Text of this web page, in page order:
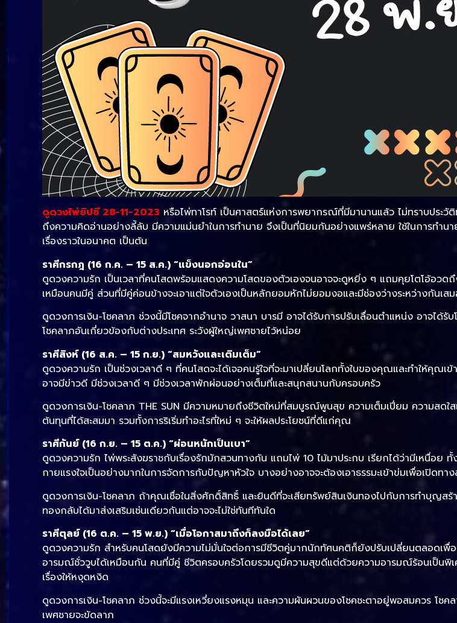
ดูดวงไพ่ยิปซี 28-11-2023 หรือไพ่ทาโรท์ เป็นศาสตร์แห่งการพยากรณ์ที่มีมานานแล้ว ไม่ทราบประ
ถึงความคิดอ่านอย่างลี้ลับ มีความแม่นยำในการทำนาย จึงเป็นที่นิยมกันอย่างแพร่หลาย ใช้ในการทำ
เรื่องราวในอนาคต เป็นต้น
ราศีกรกฎ (16 ก.ค. – 15 ส.ค.) “แข็งนอกอ่อนใน”
ดูดวงความรัก เป็นเวลาที่คนโสดพร้อมแสดงความโสดของตัวเองจนอาจจะดูหยิ่ง ๆ แถมคุยโตโอ้อวด
เหมือนคนมีคู่ ส่วนที่มีคู่ค่อนข้างจะเอาแต่ใจตัวเองเป็นหลักยอมหักไม่ยอมงอและมีช่องว่างระหว่างกันเส
ดูดวงการเงิน-โชคลาภ ช่วงนี้มีโชคจากอำนาจ วาสนา บารมี อาจได้รับการปรับเลื่อนตำแหน่ง อาจได้รับ
โชคลาภอันเกี่ยวข้องกับต่างประเทศ ระวังผู้ใหญ่เพศชายไว้หน่อย
ราศีสิงห์ (16 ส.ค. – 15 ก.ย.) “สมหวังและเติมเต็ม”
ดูดวงความรัก เป็นช่วงเวลาดี ๆ ที่คนโสดจะได้เจอคนรู้ใจที่จะมาเปลี่ยนโลกทั้งใบของคุณและทำให้คุณเข้
อาจมีข่าวดี มีช่วงเวลาดี ๆ มีช่วงเวลาพักผ่อนอย่างเต็มที่และสนุกสนานกับครอบครัว
ดูดวงการเงิน-โชคลาภ THE SUN มีความหมายถึงชีวิตใหม่ที่สมบูรณ์พูนสุข ความเต็มเปี่ยม ความสดใส
ต้นทุนที่ได้สะสมมา รวมทั้งการริเริ่มทำอะไรที่ใหม่ ๆ จะให้ผลประโยชน์ที่ดีแก่คุณ
ราศีกันย์ (16 ก.ย. – 15 ต.ค.) “ผ่อนหนักเป็นเบา”
ดูดวงความรัก ไพ่พระสังฆราชกับเรื่องรักมักสวนทางกัน แถมไพ่ 10 ไม้มาประกบ เรียกได้ว่ามีเหนื่อย ทั้
กายแรงใจเป็นอย่างมากในการจัดการกับปัญหาหัวใจ บางอย่างอาจจะต้องเอาธรรมะเข้าข่มเพื่อเปิดท
ดูดวงการเงิน-โชคลาภ ถ้าคุณเชื่อในสิ่งศักดิ์สิทธิ์ และยินดีที่จะเสียทรัพย์สินเงินทองไปกับการทำบุญส
ทองกลับได้มาส่งเสริมเช่นเดียวกันแต่อาจจะไม่ใช่ทันทีทันใด
ราศีตุลย์ (16 ต.ค. – 15 พ.ย.) “เมื่อโอกาสมาถึงก็ลงมือได้เลย”
ดูดวงความรัก สำหรับคนโสดยังมีความไม่มั่นใจต่อการมีชีวิตคู่มากนักทัศนคติก็ยังปรับเปลี่ยนตลอดเพื่
อารมณ์ชั่ววูบได้เหมือนกัน คนที่มีคู่ ชีวิตครอบครัวโดยรวมดูมีความสุขดีแต่ด้วยความอารมณ์ร้อนเป็นพิ
เรื่องให้หงุดหงิด
ดูดวงการเงิน-โชคลาภ ช่วงนี้จะมีแรงเหวี่ยงแรงหมุน และความผันผวนของโชคชะตาอยู่พอสมควร โช
เพศชายจะขัดลาภ